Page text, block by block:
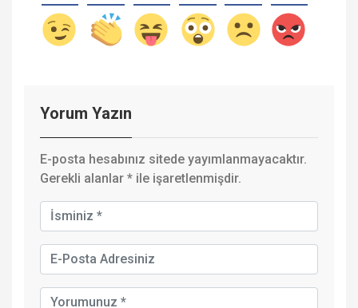
Yorum Yazın
E-posta hesabınız sitede yayımlanmayacaktır.
Gerekli alanlar * ile işaretlenmişdir.